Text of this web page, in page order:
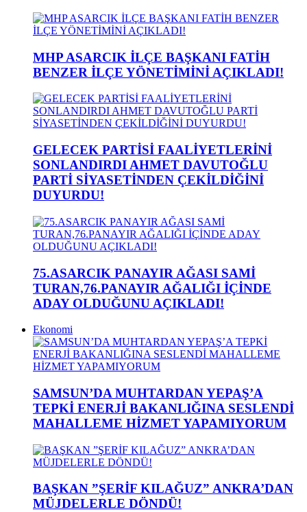
MHP ASARCIK İLÇE BAŞKANI FATİH
BENZER İLÇE YÖNETİMİNİ AÇIKLADI!
GELECEK PARTİSİ FAALİYETLERİNİ
SONLANDIRDI AHMET DAVUTOĞLU
PARTİ SİYASETİNDEN ÇEKİLDİĞİNİ
DUYURDU!
75.ASARCIK PANAYIR AĞASI SAMİ
TURAN,76.PANAYIR AĞALIĞI İÇİNDE
ADAY OLDUĞUNU AÇIKLADI!
Ekonomi
SAMSUN’DA MUHTARDAN YEPAŞ’A
TEPKİ ENERJİ BAKANLIĞINA SESLENDİ
MAHALLEME HİZMET YAPAMIYORUM
BAŞKAN ”ŞERİF KILAĞUZ” ANKRA’DAN
MÜJDELERLE DÖNDÜ!